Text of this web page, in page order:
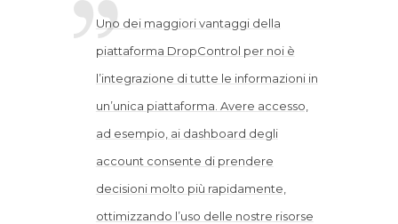
Uno dei maggiori vantaggi della
piattaforma DropControl per noi è
l’integrazione di tutte le informazioni in
un’unica piattaforma. Avere accesso,
ad esempio, ai dashboard degli
account consente di prendere
decisioni molto più rapidamente,
ottimizzando l’uso delle nostre risorse